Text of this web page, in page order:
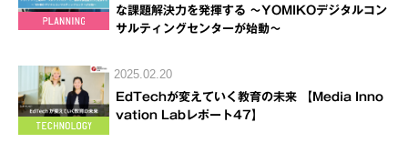
な課題解決力を発揮する ～YOMIKOデジタルコン
サルティングセンターが始動～
2025.02.20
EdTechが変えていく教育の未来 【Media Inno
vation Labレポート47】